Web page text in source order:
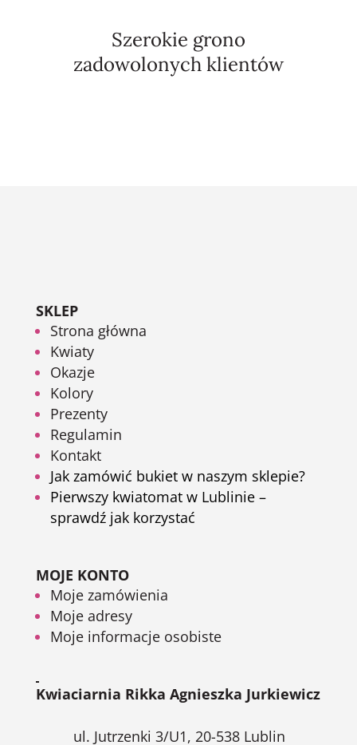
Szerokie grono
zadowolonych klientów
SKLEP
Strona główna
Kwiaty
Okazje
Kolory
Prezenty
Regulamin
Kontakt
Jak zamówić bukiet w naszym sklepie?
Pierwszy kwiatomat w Lublinie –
sprawdź jak korzystać
MOJE KONTO
Moje zamówienia
Moje adresy
Moje informacje osobiste
Kwiaciarnia Rikka Agnieszka Jurkiewicz
ul. Jutrzenki 3/U1, 20-538 Lublin